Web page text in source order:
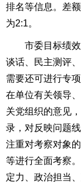
排名等信息。差
为2:1。
市委目标绩效
谈话、民主测评
需要还可进行专
在单位有关领导
关党组织的意见
录，对反映问题
注重对考察对象
等进行全面考察
定力、政治担当